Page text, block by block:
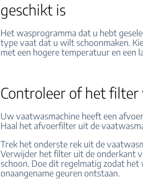
geschikt is
Het wasprogramma dat u hebt
type vaat dat u wilt schoonmaken.
met een hogere temperatuur en een
Controleer of het
Uw vaatwasmachine heeft een
Haal het afvoerfilter uit de
Trek het onderste rek uit de
Verwijder het filter uit de onderkant
schoon. Doe dit regelmatig zodat
onaangename geuren ontstaan.